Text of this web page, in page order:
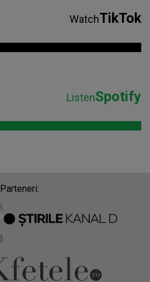
WatchTikTok
ListenSpotify
Parteneri: